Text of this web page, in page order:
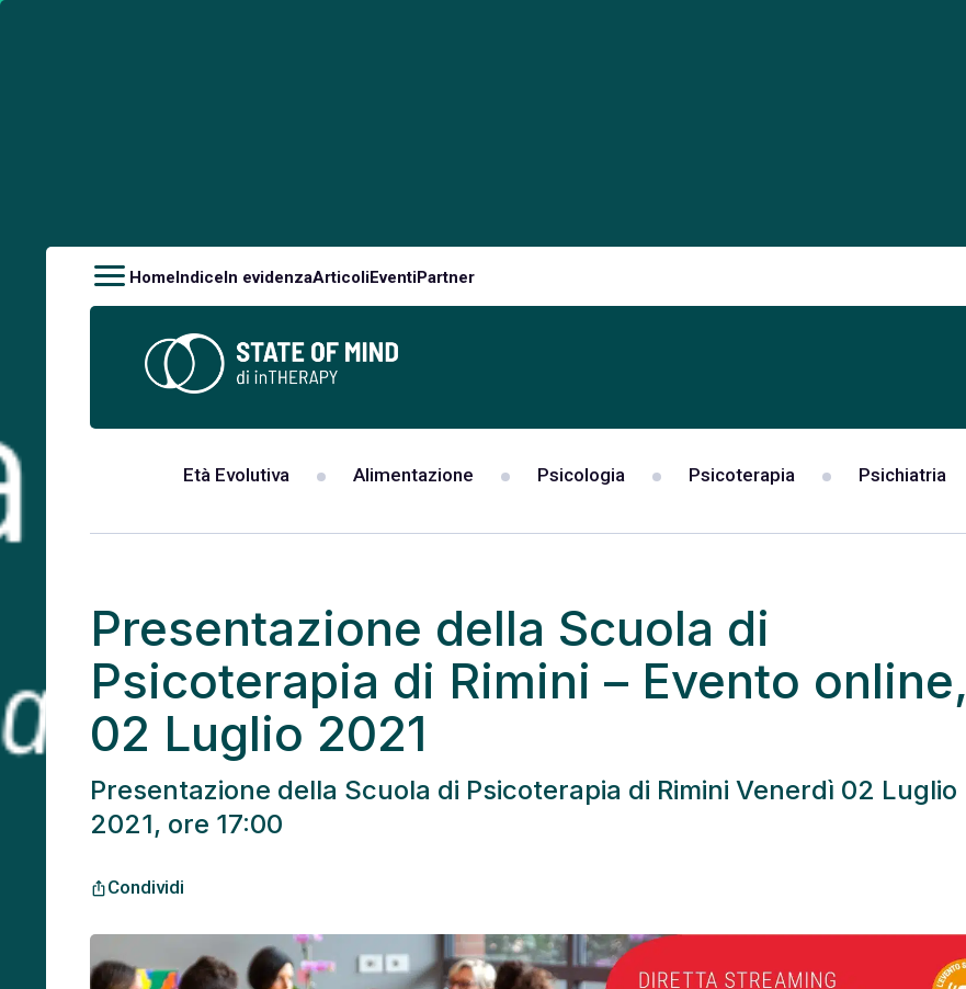
HomeIndiceIn evidenzaArticoliEventiPartner
Età Evolutiva Alimentazione Psicologia Psicoterapia Psichiatria
Presentazione della Scuola di
Psicoterapia di Rimini – Evento online,
02 Luglio 2021
Presentazione della Scuola di Psicoterapia di Rimini Venerdì 02 Luglio
2021, ore 17:00
ios_shareCondividi